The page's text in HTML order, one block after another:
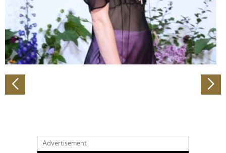
zu können und die Zugriffe auf unsere Website zu
analysieren. Außerdem geben wir Informationen zu Ihrer
Verwendung unserer Website an unsere Partner für
soziale Medien, Werbung und Analysen weiter. Unsere
Partner führen diese Informationen möglicherweise mit
haben oder die sie im Rahmen Ihrer Nutzung der Dienste
gesammelt haben.
Advertisement